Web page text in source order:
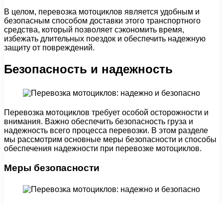
В целом, перевозка мотоциклов является удобным и
безопасным способом доставки этого транспортного
средства, который позволяет сэкономить время,
избежать длительных поездок и обеспечить надежную
защиту от повреждений.
Безопасность и надежность
Перевозка мотоциклов требует особой осторожности и
внимания. Важно обеспечить безопасность груза и
надежность всего процесса перевозки. В этом разделе
мы рассмотрим основные меры безопасности и способы
обеспечения надежности при перевозке мотоциклов.
Меры безопасности